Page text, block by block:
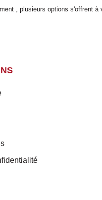
, plusieurs options s'offrent à